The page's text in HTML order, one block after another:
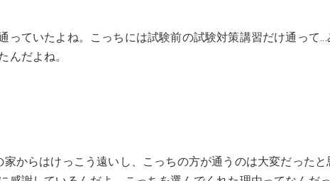
ていたよね。こっちには試験前の試験対策講習だけ通って…
んだよね。
からはけっこう遠いし、こっちの方が通うのは大変だったと